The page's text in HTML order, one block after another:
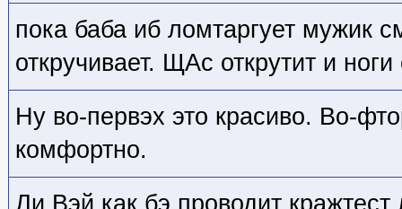
пока баба иб ломтаргует мужик
откручивает. ЩАс открутит и
Ну во-первэх это красиво. Во-
комфортно.
Ли Вэй как бэ проводит